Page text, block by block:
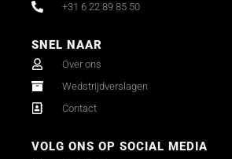
+31 6 22 89 85 50
SNEL NAAR
Over ons
Wedstrijdverslagen
Contact
VOLG ONS OP SOCIAL MEDIA